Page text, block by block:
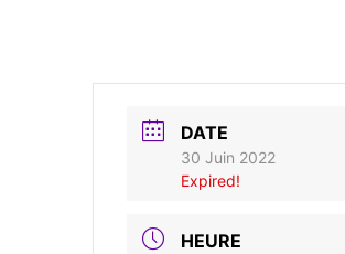
DATE
30 Juin 2022
Expired!
HEURE